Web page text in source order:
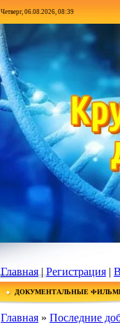
Четверг, 06.08.2026, 08:39
Главная|Регистрация |
ДОКУМЕНТАЛЬНЫЕ
Главная » Последние